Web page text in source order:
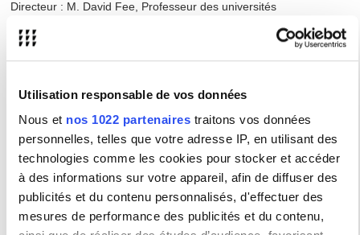
Utilisation responsable de vos données
Nous et nos 1022 partenaires traitons vos données
personnelles, telles que votre adresse IP, en utilisant des
technologies comme les cookies pour stocker et accéder
à des informations sur votre appareil, afin de diffuser des
publicités et du contenu personnalisés, d'effectuer des
mesures de performance des publicités et du contenu,
Directeur : M. David Fee, Professeur des universités
Membres du jury :
Mme Louise DALINGWATER, Professeur des universités
Sorbonne Université
M. David FEE, Professeur des universités
Université Sorbonne Nouvelle - Paris 3
Monsieur Vincent LATOUR, Professeur des universités
Université Toulouse Jean-Jaurès
Mme Pauline SCHNAPPER, Professeur des universités
Université Sorbonne Nouvelle - Paris 3